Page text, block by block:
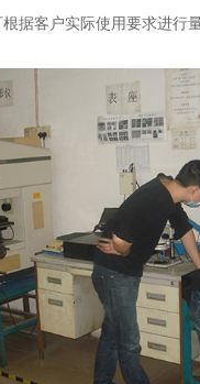
据客户实际使用要求进行